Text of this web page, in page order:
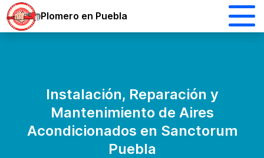
Plomero en Puebla
Instalación, Reparación y
Mantenimiento de Aires
Acondicionados en Sanctorum
Puebla